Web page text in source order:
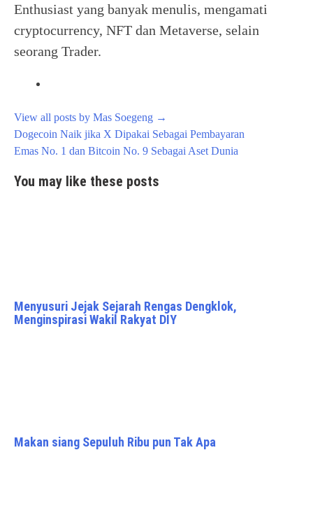
Enthusiast yang banyak menulis, mengamati
cryptocurrency, NFT dan Metaverse, selain
seorang Trader.
View all posts by Mas Soegeng →
Post
navigation
Dogecoin Naik jika X Dipakai Sebagai Pembayaran
Emas No. 1 dan Bitcoin No. 9 Sebagai Aset Dunia
You may like these posts
Menyusuri Jejak Sejarah Rengas Dengklok,
Menginspirasi Wakil Rakyat DIY
Makan siang Sepuluh Ribu pun Tak Apa